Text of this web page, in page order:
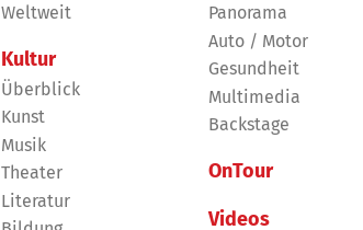
Weltweit
Kultur
Überblick
Kunst
Musik
Theater
Literatur
Panorama
Auto / Motor
Gesundheit
Multimedia
Backstage
OnTour
Videos